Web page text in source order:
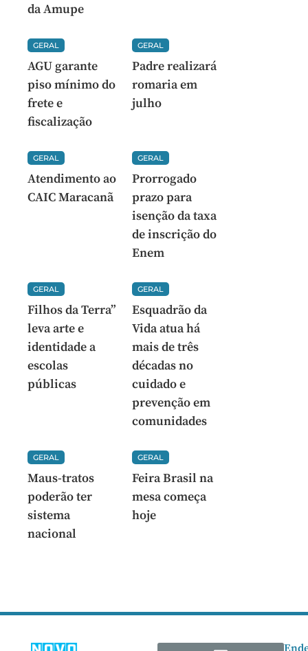
da Amupe
GERAL
AGU garante
piso mínimo do
frete e
fiscalização
GERAL
Padre realizará
romaria em
julho
GERAL
Atendimento ao
CAIC Maracanã
GERAL
Prorrogado
prazo para
isenção da taxa
de inscrição do
Enem
GERAL
Filhos da Terra”
leva arte e
identidade a
escolas
públicas
GERAL
Esquadrão da
Vida atua há
mais de três
décadas no
cuidado e
prevenção em
comunidades
GERAL
Maus-tratos
poderão ter
sistema
nacional
GERAL
Feira Brasil na
mesa começa
hoje